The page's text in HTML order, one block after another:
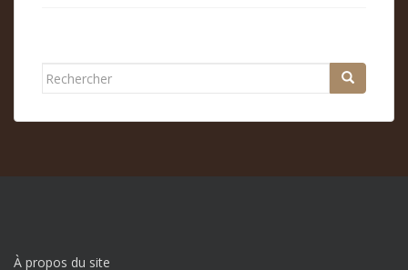
Rechercher...
À propos du site